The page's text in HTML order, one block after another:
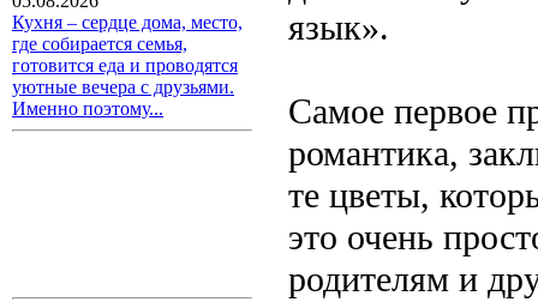
Кухня – сердце дома, место,
где собирается семья,
готовится еда и проводятся
уютные вечера с друзьями.
Именно поэтому...
язык».
Самое первое
романтика,
те цветы,
это очень
родителям и